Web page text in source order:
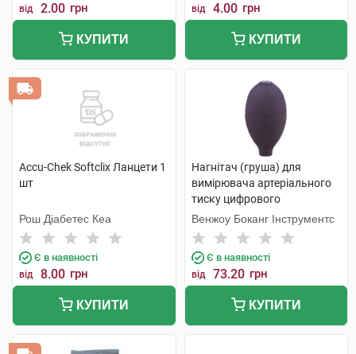
від 2.00 грн
КУПИТИ
від 4.00 грн
КУПИТИ
Accu-Chek Softclix Ланцети 1
шт
Рош Діабетес Кеа
Є в наявності
від 8.00 грн
КУПИТИ
Нагнітач (груша) для
вимірювача артеріального
тиску цифрового
напівавтоматичного, колір
сірий 1 шт
Венжоу Боканг Інструментс
Є в наявності
від 73.20 грн
КУПИТИ